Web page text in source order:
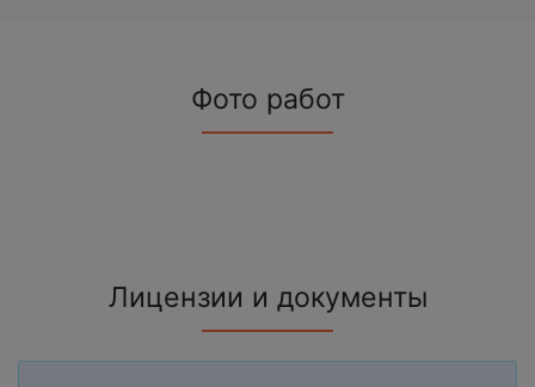
Фото работ
Лицензии и документы